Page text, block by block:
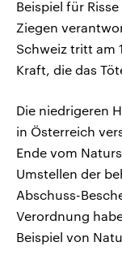
Beispiel für
Ziegen
Schweiz tritt am
Kraft, die das
Die niedrigeren
in Österreich
Ende vom
Umstellen der
Abschuss-
Verordnung
Beispiel von